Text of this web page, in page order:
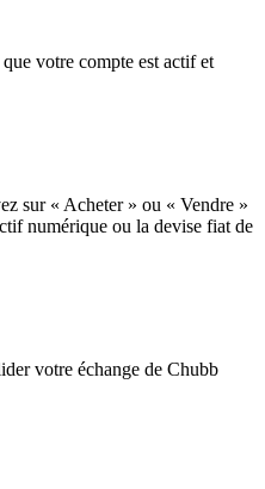
votre compte est actif et
sur « Acheter » ou « Vendre »
numérique ou la devise fiat de
votre échange de Chubb